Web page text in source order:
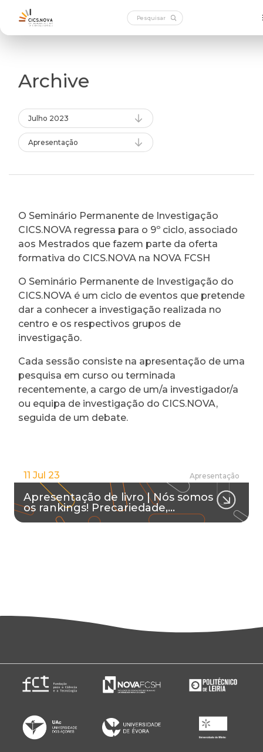
Archive
Julho 2023
Apresentação
O Seminário Permanente de Investigação
CICS.NOVA regressa para o 9º ciclo, associado
aos Mestrados que fazem parte da oferta
formativa do CICS.NOVA na NOVA FCSH
O Seminário Permanente de Investigação do
CICS.NOVA é um ciclo de eventos que pretende
dar a conhecer a investigação realizada no
centro e os respectivos grupos de
investigação.
Cada sessão consiste na apresentação de uma
pesquisa em curso ou terminada
recentemente, a cargo de um/a investigador/a
ou equipa de investigação do CICS.NOVA,
seguida de um debate.
11 Jul 23 Apresentação
Apresentação de livro | Nós somos
os rankings! Precariedade,…